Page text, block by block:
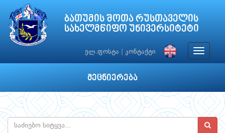
ბათუმის შოთა რუსთაველის
სახელმწიფო უნივერსიტეტი
ელ.ფოსტა კონტაქტი
Toggle
მეცნიერება